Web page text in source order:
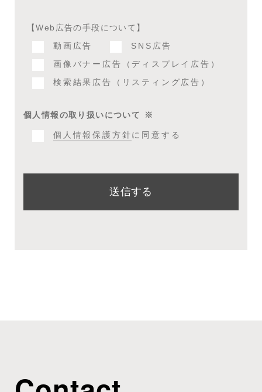
【Web広告の手段について】
動画広告
SNS広告
画像バナー広告（ディスプレイ広告）
検索結果広告（リスティング広告）
個人情報の取り扱いについて ※
個人情報保護方針に同意する